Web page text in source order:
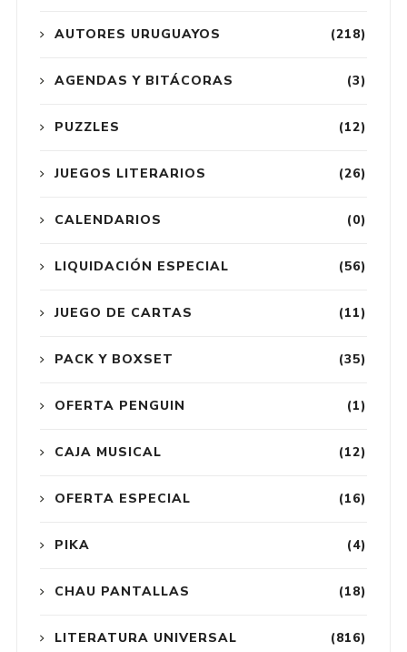
(218)
AUTORES URUGUAYOS
(3)
AGENDAS Y BITÁCORAS
(12)
PUZZLES
(26)
JUEGOS LITERARIOS
(0)
CALENDARIOS
(56)
LIQUIDACIÓN ESPECIAL
(11)
JUEGO DE CARTAS
(35)
PACK Y BOXSET
(1)
OFERTA PENGUIN
(12)
CAJA MUSICAL
(16)
OFERTA ESPECIAL
(4)
PIKA
(18)
CHAU PANTALLAS
(816)
LITERATURA UNIVERSAL